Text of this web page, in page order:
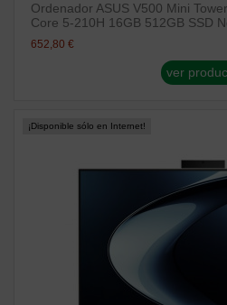
Ordenador ASUS V500 Mini
Core 5-210H 16GB 512GB SSD
652,80 €
ver
¡Disponible sólo en Internet!